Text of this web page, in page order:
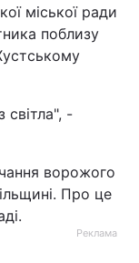
міської ради
поблизу
світла", -
ворожого
Про це
Реклама